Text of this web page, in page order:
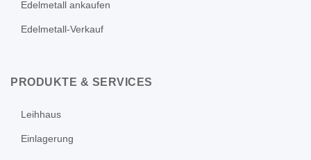
Edelmetall ankaufen
Edelmetall-Verkauf
PRODUKTE & SERVICES
Leihhaus
Einlagerung